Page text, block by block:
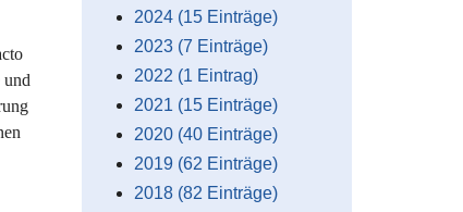
und
2024 (15 Einträge)
2023 (7 Einträge)
2022 (1 Eintrag)
2021 (15 Einträge)
2020 (40 Einträge)
2019 (62 Einträge)
2018 (82 Einträge)